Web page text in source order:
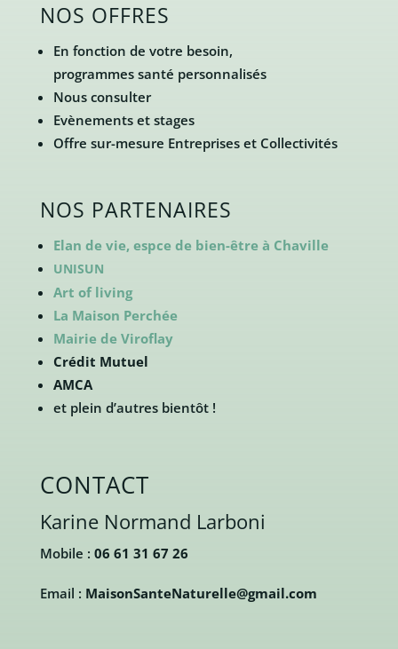
NOS OFFRES
En fonction de votre besoin,
programmes santé personnalisés
Nous consulter
Evènements et stages
Offre sur-mesure Entreprises et Collectivités
NOS PARTENAIRES
Elan de vie, espce de bien-être à Chaville
UNISUN
Art of living
La Maison Perchée
Mairie de Viroflay
Crédit Mutuel
AMCA
et plein d’autres bientôt !
CONTACT
Karine Normand Larboni
Mobile : 06 61 31 67 26
Email : MaisonSanteNaturelle@gmail.com